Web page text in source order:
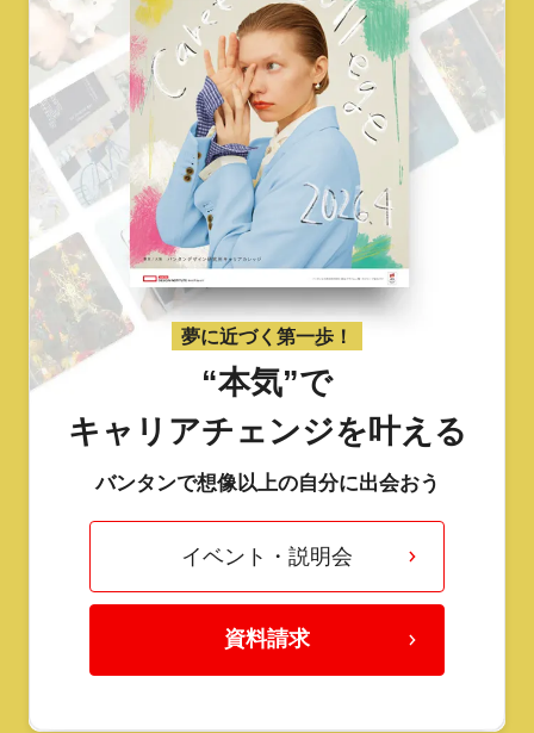
夢に近づく第一歩！
“本気”で
キャリアチェンジを叶える
バンタンで想像以上の自分に出会おう
イベント・説明会
資料請求